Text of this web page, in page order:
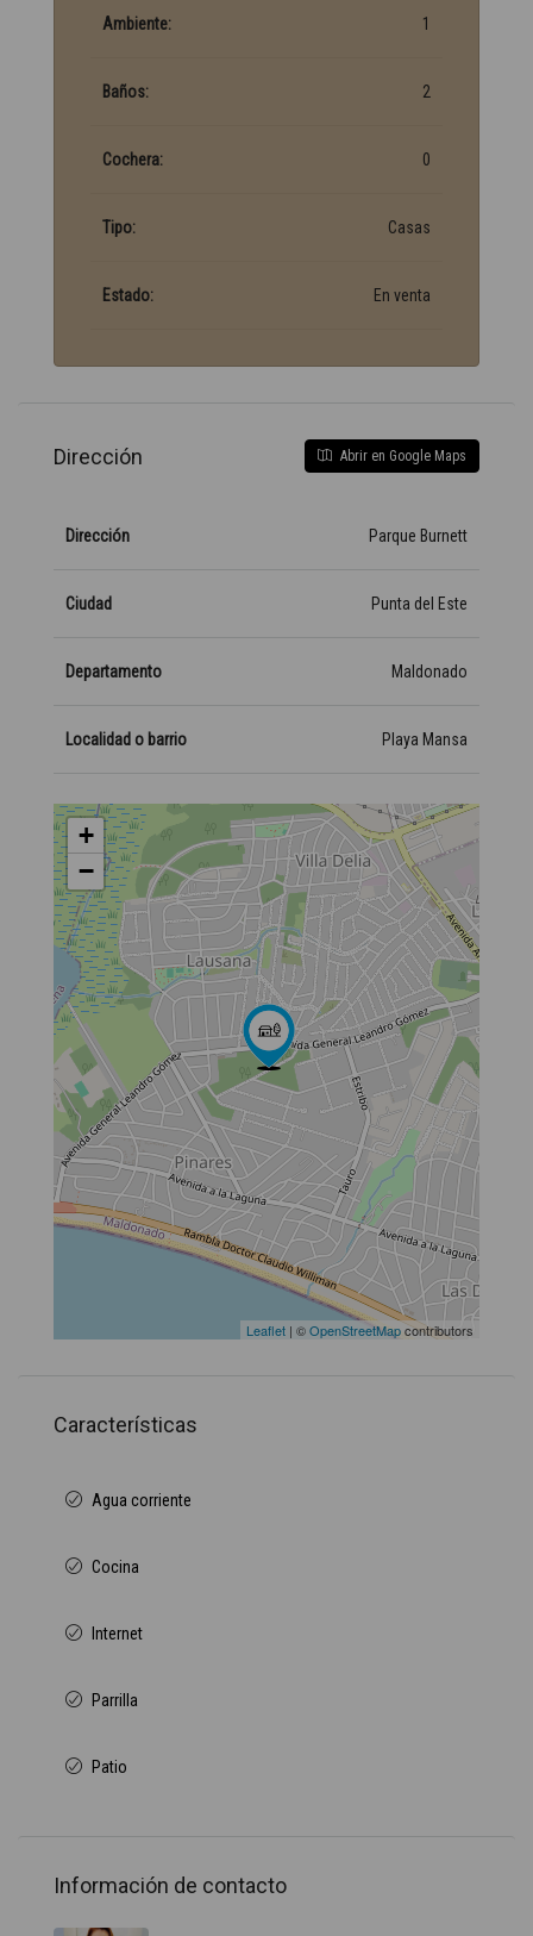
Ambiente: 1
Baños: 2
Cochera: 0
Tipo: Casas
Estado: En venta
Dirección Abrir en Google Maps
Dirección Parque Burnett
Ciudad Punta del Este
Departamento Maldonado
Localidad o barrio Playa Mansa
+
−
Leaflet | ©OpenStreetMapcontributors
Características
Agua corriente
Cocina
Internet
Parrilla
Patio
Información de contacto